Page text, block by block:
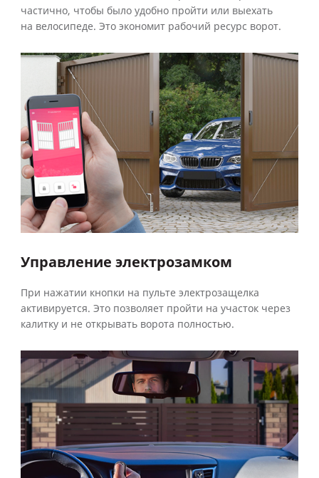
частично, чтобы было удобно пройти или выехать
на велосипеде. Это экономит рабочий ресурс ворот.
Управление электрозамком
При нажатии кнопки на пульте электрозащелка
активируется. Это позволяет пройти на участок через
калитку и не открывать ворота полностью.